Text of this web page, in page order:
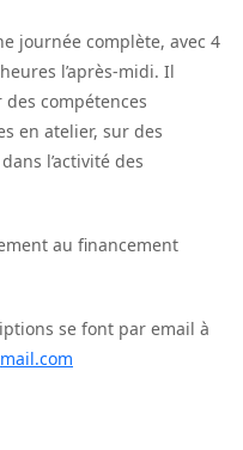
journée complète, avec 4
l’après-midi. Il
compétences
en atelier, sur des
l’activité des
au financement
se font par email à